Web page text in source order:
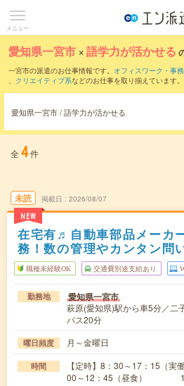
メニュー
愛知県一宮市 ×語学力が活かせる
一宮市の派遣のお仕事情報です。 オフィスワーク・事
、 クリエイティブ系などのお仕事を取り揃えています
愛知県一宮市 / 語学力が活かせる
全 4件
未読
NEW
掲載日 2026/08/07
在宅有♬自動車部品メーカ
務！数の管理やカンタン問
職種未経験OK 交通費別途支給あり
勤務地 愛知県一宮市
萩原(愛知県)駅から車5分／二
バス20分
曜日頻度 月～金曜日
時間
【定時】8：30～17：15（実
00～12：45（昼食）